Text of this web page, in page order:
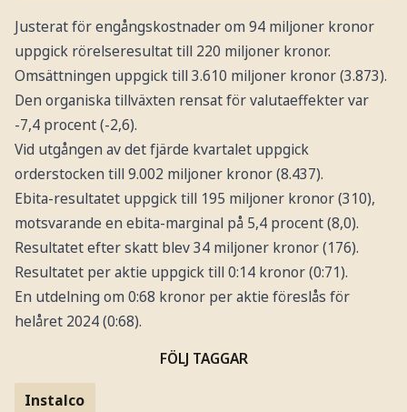
Justerat för engångskostnader om 94 miljoner kronor
uppgick rörelseresultat till 220 miljoner kronor.
Omsättningen uppgick till 3.610 miljoner kronor (3.873).
Den organiska tillväxten rensat för valutaeffekter var
-7,4 procent (-2,6).
Vid utgången av det fjärde kvartalet uppgick
orderstocken till 9.002 miljoner kronor (8.437).
Ebita-resultatet uppgick till 195 miljoner kronor (310),
motsvarande en ebita-marginal på 5,4 procent (8,0).
Resultatet efter skatt blev 34 miljoner kronor (176).
Resultatet per aktie uppgick till 0:14 kronor (0:71).
En utdelning om 0:68 kronor per aktie föreslås för
helåret 2024 (0:68).
FÖLJ TAGGAR
Instalco